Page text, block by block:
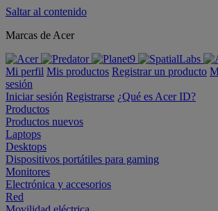
Saltar al contenido
Marcas de Acer
Mi perfil Mis productos Registrar un producto
sesión
Iniciar sesión Registrarse ¿Qué es Acer ID?
Productos
Productos nuevos
Laptops
Desktops
Dispositivos portátiles para gaming
Monitores
Electrónica y accesorios
Red